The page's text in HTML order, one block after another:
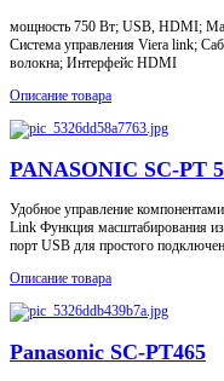
мощность 750 Вт; USB, HDMI;
Система управления Viera link;
волокна; Интерфейс HDMI
Описание товара
PANASONIC SC-PT
Удобное управление
Link Функция масштабирования
порт USB для простого
Описание товара
Panasonic SC-PT465